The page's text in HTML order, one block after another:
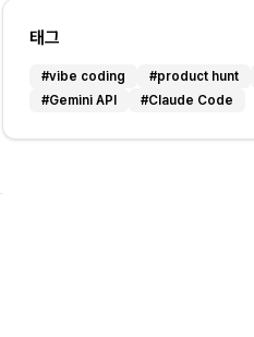
태그
#vibe coding #product hunt
#Gemini API #Claude Code